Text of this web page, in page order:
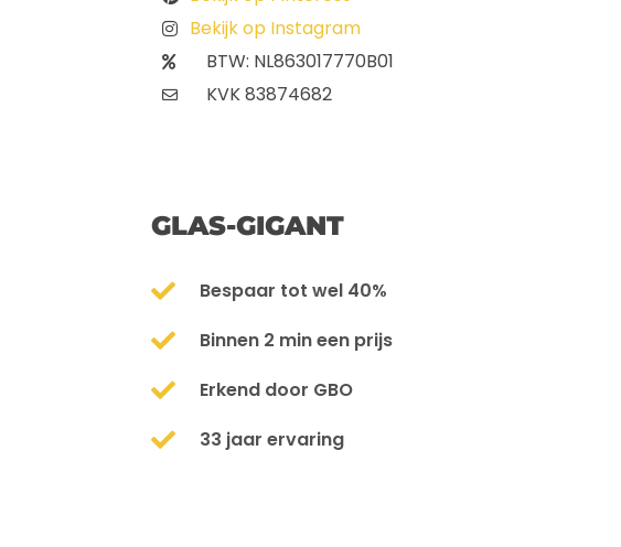
Bekijk op Instagram
BTW: NL863017770B01
KVK 83874682
GLAS-GIGANT
Bespaar tot wel 40%
Binnen 2 min een prijs
Erkend door GBO
33 jaar ervaring